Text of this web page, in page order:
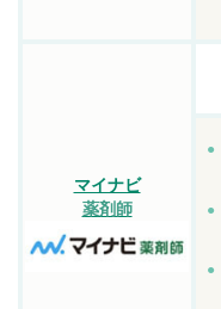
マイナビ
薬剤師